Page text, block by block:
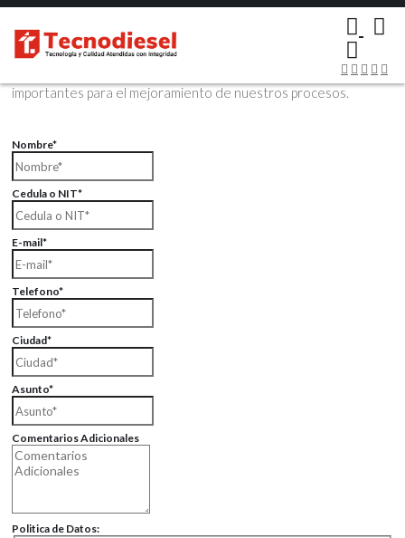
Contáctenos Vía Email
Envíenos sus datos con sus comentarios, sus opiniones son muy
importantes para el mejoramiento de nuestros procesos.
Nombre*
Cedula o NIT*
E-mail*
Telefono*
Ciudad*
Asunto*
Comentarios Adicionales
Politica de Datos: